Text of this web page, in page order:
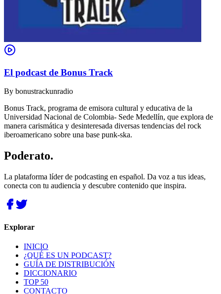
El podcast de Bonus Track
By bonustrackunradio
Bonus Track, programa de emisora cultural y educativa de la
Universidad Nacional de Colombia- Sede Medellín, que explora de
manera carismática y desinteresada diversas tendencias del rock
iberoamericano sobre una base punk-ska.
Poderato.
La plataforma líder de podcasting en español. Da voz a tus ideas,
conecta con tu audiencia y descubre contenido que inspira.
Explorar
INICIO
¿QUÉ ES UN PODCAST?
GUÍA DE DISTRIBUCIÓN
DICCIONARIO
TOP 50
CONTACTO